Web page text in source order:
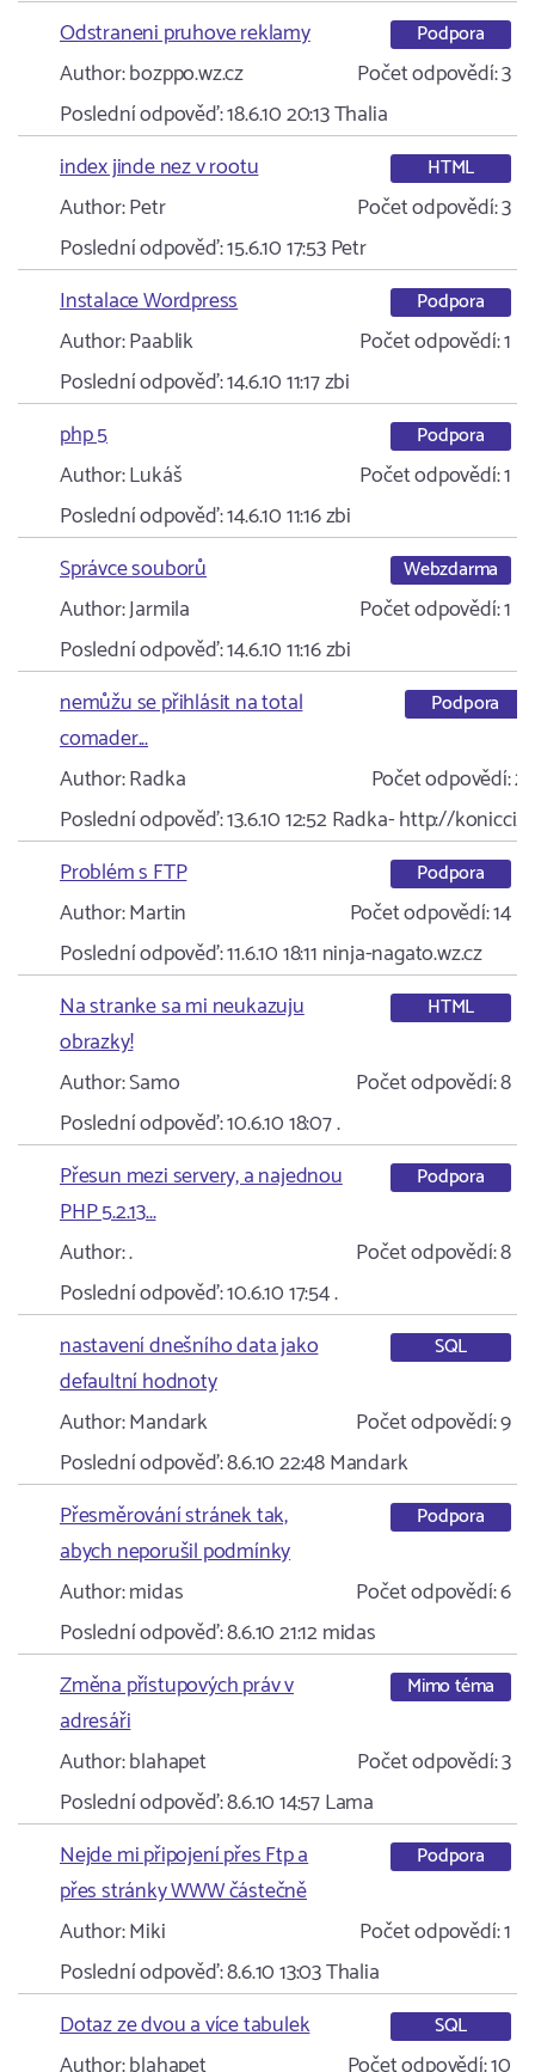
Odstraneni pruhove reklamy
Podpora
Author:bozppo.wz.cz Počet odpovědí:3
Poslední odpověď:18.6.10 20:13Thalia
index jinde nez v rootu
HTML
Author:Petr Počet odpovědí:3
Poslední odpověď:15.6.10 17:53Petr
Instalace Wordpress
Podpora
Author:Paablik Počet odpovědí:1
Poslední odpověď:14.6.10 11:17zbi
php 5
Podpora
Author:Lukáš Počet odpovědí:1
Poslední odpověď:14.6.10 11:16zbi
Správce souborů
Webzdarma
Author:Jarmila Počet odpovědí:1
Poslední odpověď:14.6.10 11:16zbi
nemůžu se přihlásit na total
comader...
Podpora
Author:Radka Počet odpovědí:2
Poslední odpověď:13.6.10 12:52Radka- http://konicci…
Problém s FTP
Podpora
Author:Martin Počet odpovědí:14
Poslední odpověď:11.6.10 18:11 ninja-nagato.wz.cz
Na stranke sa mi neukazuju
obrazky!
HTML
Author:Samo Počet odpovědí:8
Poslední odpověď:10.6.10 18:07.
Přesun mezi servery, a najednou
PHP 5.2.13...
Podpora
Author:. Počet odpovědí:8
Poslední odpověď:10.6.10 17:54.
nastavení dnešního data jako
defaultní hodnoty
SQL
Author:Mandark Počet odpovědí:9
Poslední odpověď:8.6.10 22:48Mandark
Přesměrování stránek tak,
abych neporušil podmínky
Podpora
Author:midas Počet odpovědí:6
Poslední odpověď:8.6.10 21:12midas
Změna přístupových práv v
adresáři
Mimo téma
Author:blahapet Počet odpovědí:3
Poslední odpověď:8.6.10 14:57Lama
Nejde mi připojení přes Ftp a
přes stránky WWW částečně
Podpora
Author:Miki Počet odpovědí:1
Poslední odpověď:8.6.10 13:03Thalia
Dotaz ze dvou a více tabulek
SQL